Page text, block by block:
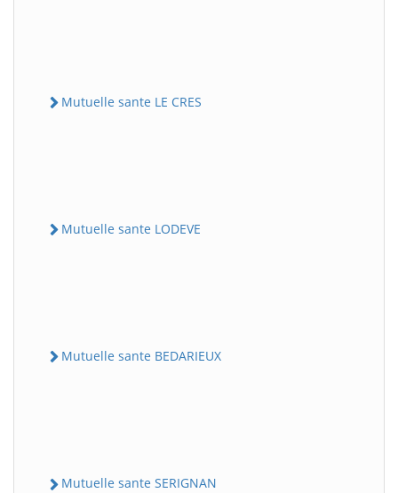
Mutuelle sante LE CRES
Mutuelle sante LODEVE
Mutuelle sante BEDARIEUX
Mutuelle sante SERIGNAN